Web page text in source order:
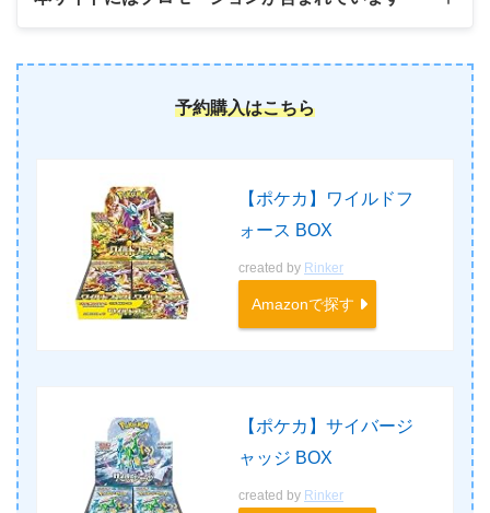
予約購入はこちら
【ポケカ】ワイルドフ
ォース BOX
created by Rinker
Amazonで探す
【ポケカ】サイバージ
ャッジ BOX
created by Rinker